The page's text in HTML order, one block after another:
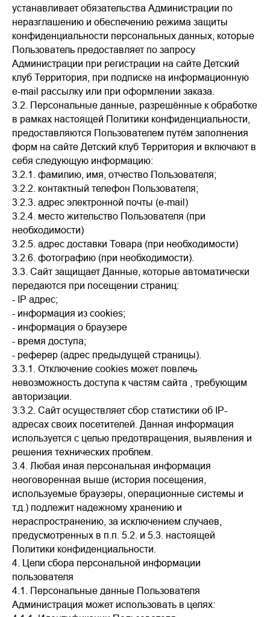
устанавливает обязательства Администрации по
неразглашению и обеспечению режима защиты
конфиденциальности персональных данных, которые
Пользователь предоставляет по запросу
Администрации при регистрации на сайте Детский
клуб Территория, при подписке на информационную
e-mail рассылку или при оформлении заказа.
3.2. Персональные данные, разрешённые к обработке
в рамках настоящей Политики конфиденциальности,
предоставляются Пользователем путём заполнения
форм на сайте Детский клуб Территория и включают в
себя следующую информацию:
3.2.1. фамилию, имя, отчество Пользователя;
3.2.2. контактный телефон Пользователя;
3.2.3. адрес электронной почты (e-mail)
3.2.4. место жительство Пользователя (при
необходимости)
3.2.5. адрес доставки Товара (при необходимости)
3.2.6. фотографию (при необходимости).
3.3. Сайт защищает Данные, которые автоматически
передаются при посещении страниц:
- IP адрес;
- информация из cookies;
- информация о браузере
- время доступа;
- реферер (адрес предыдущей страницы).
3.3.1. Отключение cookies может повлечь
невозможность доступа к частям сайта , требующим
авторизации.
3.3.2. Сайт осуществляет сбор статистики об IP-
адресах своих посетителей. Данная информация
используется с целью предотвращения, выявления и
решения технических проблем.
3.4. Любая иная персональная информация
неоговоренная выше (история посещения,
используемые браузеры, операционные системы и
т.д.) подлежит надежному хранению и
нераспространению, за исключением случаев,
предусмотренных в п.п. 5.2. и 5.3. настоящей
Политики конфиденциальности.
4. Цели сбора персональной информации
пользователя
4.1. Персональные данные Пользователя
Администрация может использовать в целях: